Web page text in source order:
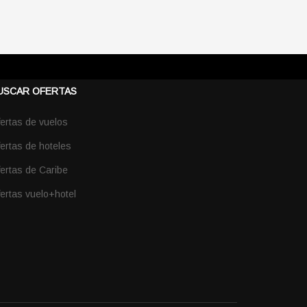
OFERTAS
de vuelos
de hoteles
de Caribe
vuelo+hotel